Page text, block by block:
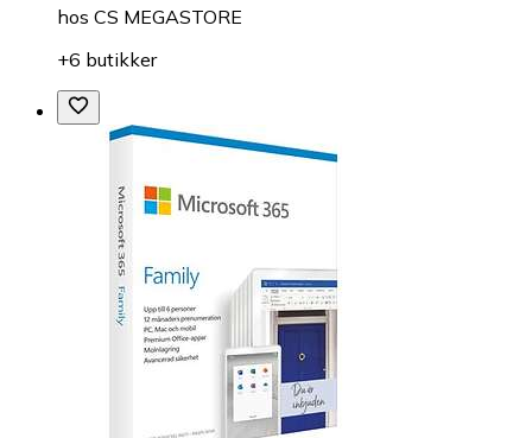
hos CS MEGASTORE
+6 butikker